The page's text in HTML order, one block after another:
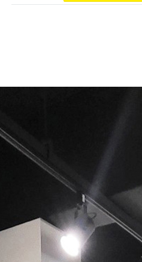
페이코 ID로 페이코 라이